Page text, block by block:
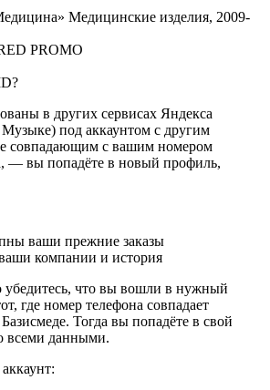
Медицинские изделия, 2009-
PROMO
в других сервисах Яндекса
под аккаунтом с другим
совпадающим с вашим номером
— вы попадёте в новый профиль,
ваши прежние заказы
компании и история
убедитесь, что вы вошли в нужный
где номер телефона совпадает
Тогда вы попадёте в свой
всеми данными.